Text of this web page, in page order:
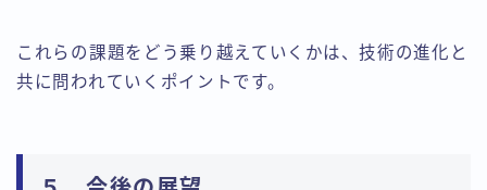
これらの課題をどう乗り越えていくかは、技術の進化と
共に問われていくポイントです。